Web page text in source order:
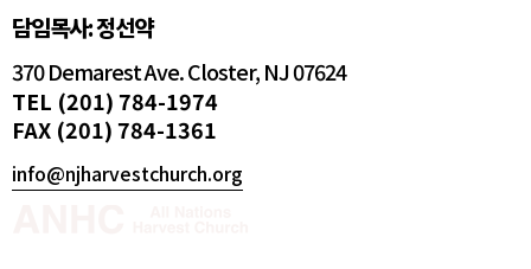
담임목사: 정선약
370 Demarest Ave. Closter, NJ 07624
TEL (201) 784-1974
FAX (201) 784-1361
info@njharvestchurch.org